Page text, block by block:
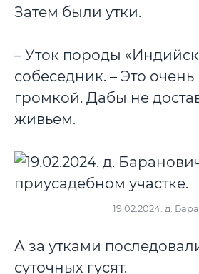
Затем были утки.
– Уток породы
собеседник. – Это
громкой. Дабы не
живьем.
19.02.2024. д.
А за утками
суточных гусят.